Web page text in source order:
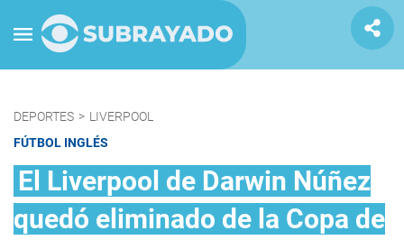
DEPORTES > LIVERPOOL
FÚTBOL INGLÉS
El Liverpool de Darwin Núñez
quedó eliminado de la Copa de